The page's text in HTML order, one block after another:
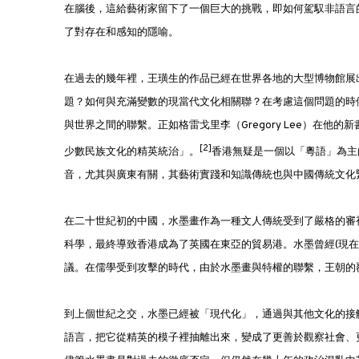
在腦後，這給藝術家留下了一個巨大的挑戰，即如何駕馭非語
了對存在和感知的隱喻。
在過去的幾年裡，王璜生的作品已經在世界各地的大型博物館
題？如何與充滿變數的現當代文化相關聯？在考慮這個問題的
與世界之間的聯繫。正如格雷戈里·李（Gregory Lee）在他的
少數民族文化的精英統治」。
[2]香港無疑是一個以「粵語」為
音，尤其與廣東有關，其藝術實踐和知識傳統也與中國傳統文
在二十世紀初的中國，水墨畫作為一種文人傳統受到了嚴格的
科學，最終導致香港成為了英國在東亞的貿易港。水墨曾經(現
議。在儒學受到攻擊的時代，由於水墨畫與特權的聯繫，王朝
到上個世紀之交，水墨已經被「現代化」，通過與其他文化的
語言，把它從精英的模子裡抽離出來，變成了更善於觀察社會